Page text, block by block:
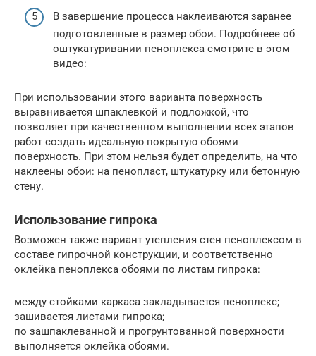
В завершение процесса наклеиваются заранее
подготовленные в размер обои. Подробнеее об
оштукатуривании пеноплекса смотрите в этом
видео:
При использовании этого варианта поверхность
выравнивается шпаклевкой и подложкой, что
позволяет при качественном выполнении всех этапов
работ создать идеальную покрытую обоями
поверхность. При этом нельзя будет определить, на что
наклеены обои: на пенопласт, штукатурку или бетонную
стену.
Использование гипрока
Возможен также вариант утепления стен пеноплексом в
составе гипрочной конструкции, и соответственно
оклейка пеноплекса обоями по листам гипрока:
между стойками каркаса закладывается пеноплекс;
зашивается листами гипрока;
по зашпаклеванной и прогрунтованной поверхности
выполняется оклейка обоями.